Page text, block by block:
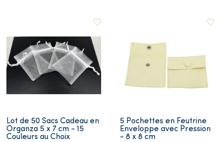
Lot de 50 Sacs Cadeau en
Organza 5 x 7 cm - 15
Couleurs au Choix
5 Pochettes en Feutrine
Enveloppe avec Pression
- 8 x 8 cm